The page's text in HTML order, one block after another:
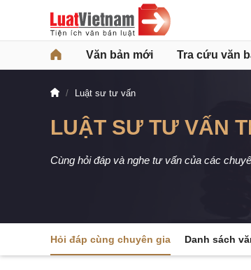
Văn bản mới Tra cứu văn
Luật sư tư vấn
LUẬT SƯ TƯ VẤN
Cùng hỏi đáp và nghe tư vấn của các
Hỏi đáp cùng chuyên gia Danh sách